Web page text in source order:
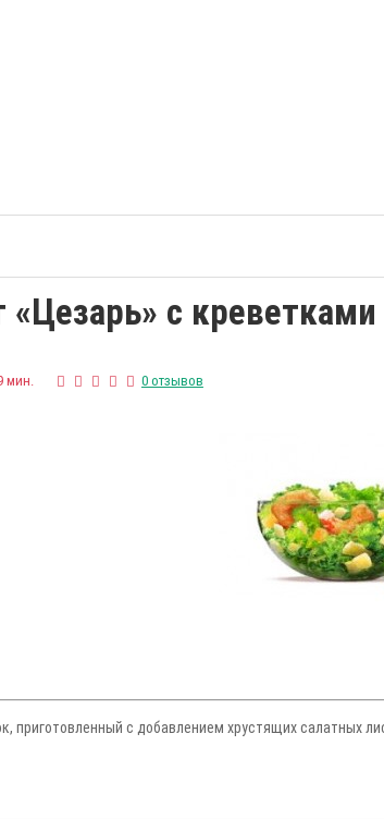
«Цезарь» с креветками
мин. 0 отзывов
приготовленный с добавлением хрустящих салатных